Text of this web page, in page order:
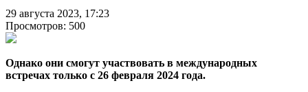
29 августа 2023, 17:23
Просмотров: 500
Однако они смогут участвовать в международных
встречах только с 26 февраля 2024 года.